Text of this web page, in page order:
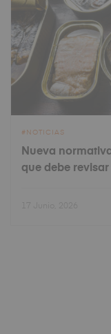
NOTICIAS
Nueva
que debe